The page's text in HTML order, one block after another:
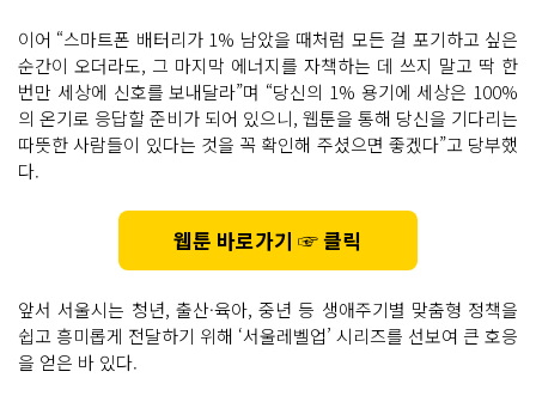
이어 “스마트폰 배터리가 1% 남았을 때처럼 모든 걸 포기하고 싶은
순간이 오더라도, 그 마지막 에너지를 자책하는 데 쓰지 말고 딱 한
번만 세상에 신호를 보내달라”며 “당신의 1% 용기에 세상은 100%
의 온기로 응답할 준비가 되어 있으니, 웹툰을 통해 당신을 기다리는
따뜻한 사람들이 있다는 것을 꼭 확인해 주셨으면 좋겠다”고 당부했
다.
웹툰 바로가기 ☞ 클릭
앞서 서울시는 청년, 출산·육아, 중년 등 생애주기별 맞춤형 정책을
쉽고 흥미롭게 전달하기 위해 ‘서울레벨업’ 시리즈를 선보여 큰 호응
을 얻은 바 있다.